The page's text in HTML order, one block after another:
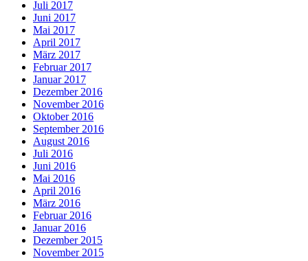
Juli 2017
Juni 2017
Mai 2017
April 2017
März 2017
Februar 2017
Januar 2017
Dezember 2016
November 2016
Oktober 2016
September 2016
August 2016
Juli 2016
Juni 2016
Mai 2016
April 2016
März 2016
Februar 2016
Januar 2016
Dezember 2015
November 2015